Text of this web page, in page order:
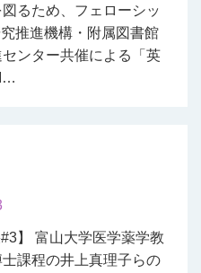
るため、フェローシッ
推進機構・附属図書館
ンター共催による「英
】 富山大学医学薬学教
課程の井上真理子らの